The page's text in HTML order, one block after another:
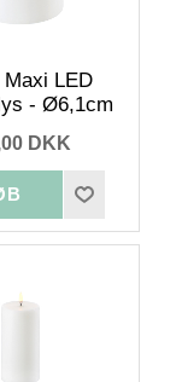
Maxi LED
- Ø6,1cm
DKK